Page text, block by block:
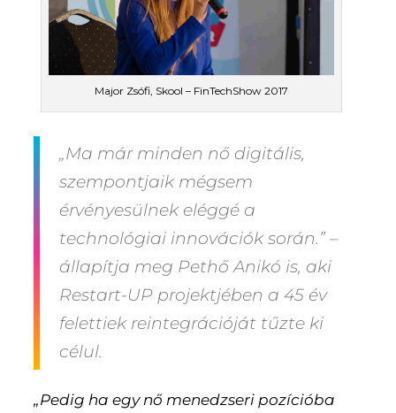
Major Zsófi, Skool – FinTechShow 2017
„Ma már minden nő digitális,
szempontjaik mégsem
érvényesülnek eléggé a
technológiai innovációk során.”–
állapítja meg Pethő Anikó is, aki
Restart-UP projektjében a 45 év
felettiek reintegrációját tűzte ki
célul.
„Pedig ha egy nő menedzseri pozícióba